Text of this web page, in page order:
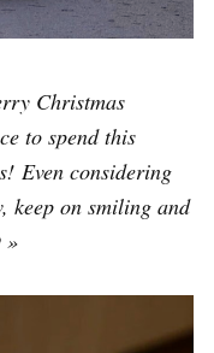
Christmas
to spend this
Even considering
keep on smiling and
»